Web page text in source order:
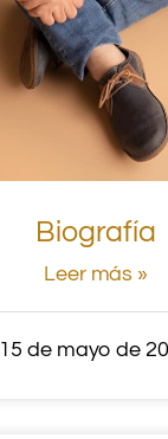
Biografía
Leer más »
15 de mayo de